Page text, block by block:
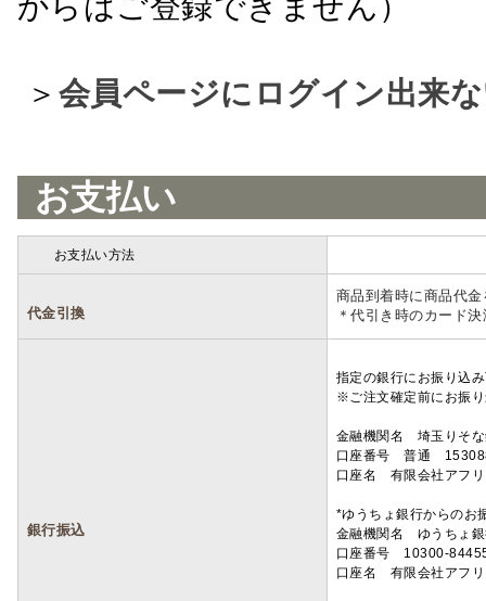
＞ 会員ページにログイン出来
お支払い
お支払い方法
代金引換
商品到着時に商品代
＊代引き時のカード
銀行振込
指定の銀行にお振り込
※ご注文確定前にお振
金融機関名 埼玉りそ
口座番号 普通
口座名 有限会社アフ
*ゆうちょ銀行からのお
金融機関名 ゆうちょ
口座番号 10300-
口座名 有限会社アフ